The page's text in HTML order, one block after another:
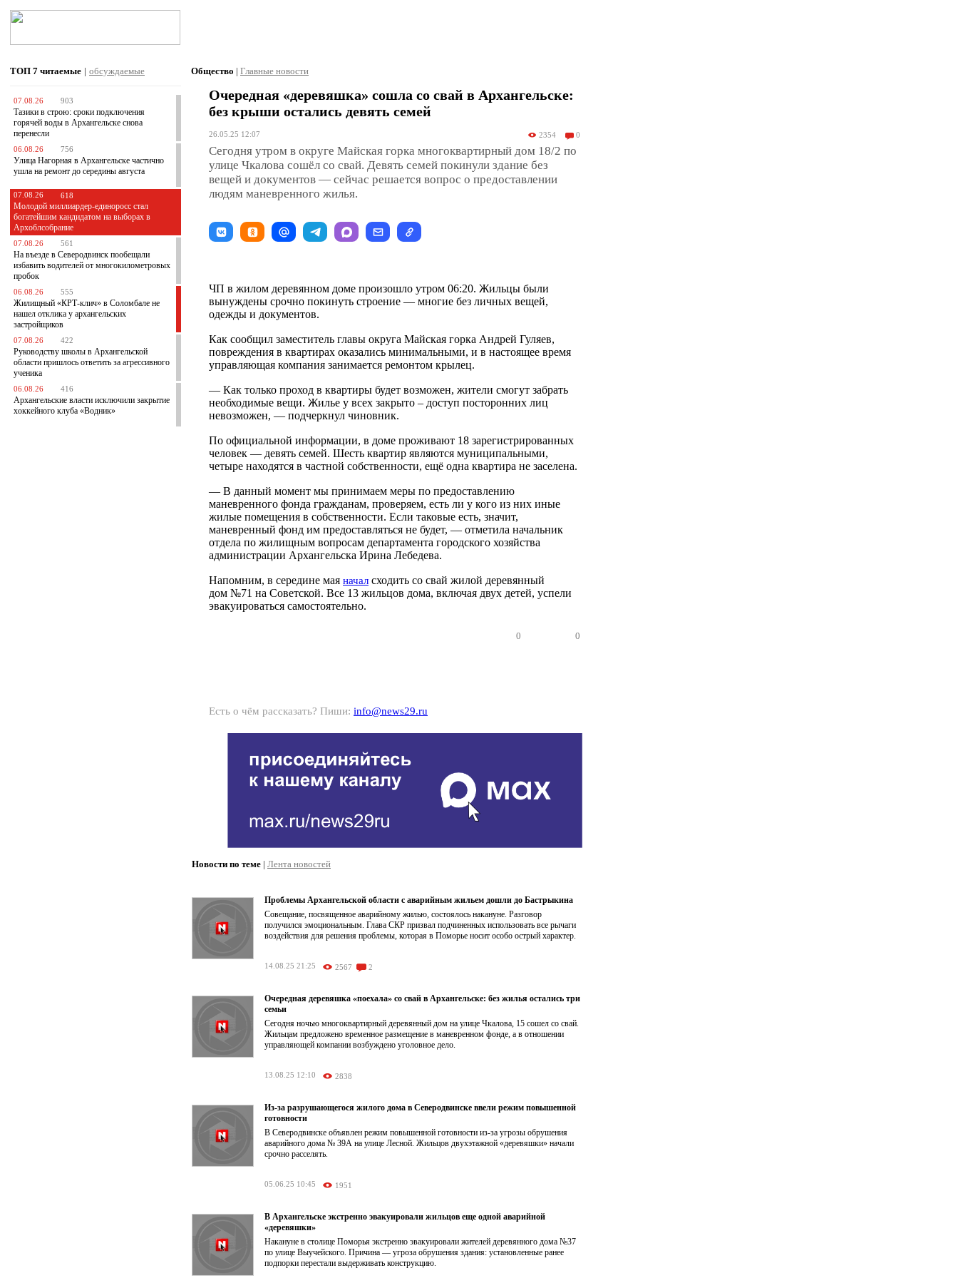
ТОП 7 читаемые | обсуждаемые
07.08.26 903
Тазики в строю: сроки подключения
горячей воды в Архангельске снова
перенесли
06.08.26 756
Улица Нагорная в Архангельске частично
ушла на ремонт до середины августа
07.08.26 618
Молодой миллиардер-единоросс стал
богатейшим кандидатом на выборах в
Архоблсобрание
07.08.26 561
На въезде в Северодвинск пообещали
избавить водителей от многокилометровых
пробок
06.08.26 555
Жилищный «КРТ-клич» в Соломбале не
нашел отклика у архангельских
застройщиков
07.08.26 422
Руководству школы в Архангельской
области пришлось ответить за агрессивного
ученика
06.08.26 416
Архангельские власти исключили закрытие
хоккейного клуба «Водник»
Общество | Главные новости
Очередная «деревяшка» сошла со свай в Архангельске:
без крыши остались девять семей
26.05.25 12:07 2354 0
Сегодня утром в округе Майская горка многоквартирный дом 18/2 по
улице Чкалова сошёл со свай. Девять семей покинули здание без
вещей и документов — сейчас решается вопрос о предоставлении
людям маневренного жилья.
ЧП в жилом деревянном доме произошло утром 06:20. Жильцы были
вынуждены срочно покинуть строение — многие без личных вещей,
одежды и документов.
Как сообщил заместитель главы округа Майская горка Андрей Гуляев,
повреждения в квартирах оказались минимальными, и в настоящее время
управляющая компания занимается ремонтом крылец.
— Как только проход в квартиры будет возможен, жители смогут забрать
необходимые вещи. Жилье у всех закрыто – доступ посторонних лиц
невозможен, — подчеркнул чиновник.
По официальной информации, в доме проживают 18 зарегистрированных
человек — девять семей. Шесть квартир являются муниципальными,
четыре находятся в частной собственности, ещё одна квартира не заселена.
— В данный момент мы принимаем меры по предоставлению
маневренного фонда гражданам, проверяем, есть ли у кого из них иные
жилые помещения в собственности. Если таковые есть, значит,
маневренный фонд им предоставляться не будет, — отметила начальник
отдела по жилищным вопросам департамента городского хозяйства
администрации Архангельска Ирина Лебедева.
Напомним, в середине мая начал сходить со свай жилой деревянный
дом №71 на Советской. Все 13 жильцов дома, включая двух детей, успели
эвакуироваться самостоятельно.
0 0
Есть о чём рассказать? Пиши: info@news29.ru
Новости по теме | Лента новостей
Проблемы Архангельской области с аварийным жильем дошли до Бастрыкина
Совещание, посвященное аварийному жилью, состоялось накануне. Разговор
получился эмоциональным. Глава СКР призвал подчиненных использовать все рычаги
воздействия для решения проблемы, которая в Поморье носит особо острый характер.
14.08.25 21:25 2567 2
Очередная деревяшка «поехала» со свай в Архангельске: без жилья остались три
семьи
Сегодня ночью многоквартирный деревянный дом на улице Чкалова, 15 сошел со свай.
Жильцам предложено временное размещение в маневренном фонде, а в отношении
управляющей компании возбуждено уголовное дело.
13.08.25 12:10 2838
Из-за разрушающегося жилого дома в Северодвинске ввели режим повышенной
готовности
В Северодвинске объявлен режим повышенной готовности из-за угрозы обрушения
аварийного дома № 39А на улице Лесной. Жильцов двухэтажной «деревяшки» начали
срочно расселять.
05.06.25 10:45 1951
В Архангельске экстренно эвакуировали жильцов еще одной аварийной
«деревяшки»
Накануне в столице Поморья экстренно эвакуировали жителей деревянного дома №37
по улице Выучейского. Причина — угроза обрушения здания: установленные ранее
подпорки перестали выдерживать конструкцию.